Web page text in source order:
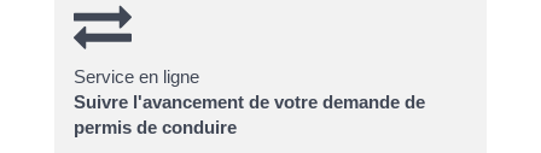
Service en ligne
Suivre l'avancement de votre demande de
permis de conduire